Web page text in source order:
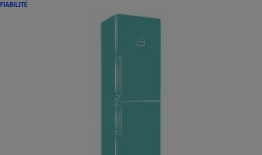
FIABILITÉ
Petit électroménager -